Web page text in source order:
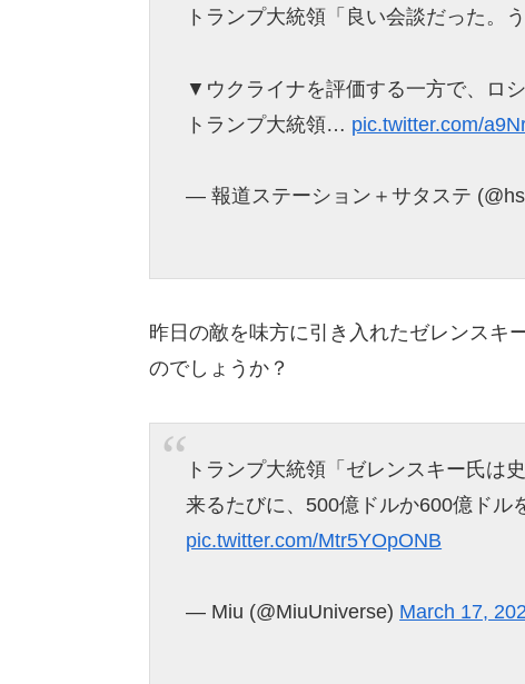
トランプ大統領「良い会談だった。
▼ウクライナを評価する一方で、ロ
トランプ大統領… pic.twitter.com/
— 報道ステーション＋サタステ
昨日の敵を味方に引き入れたゼレンスキ
のでしょうか？
トランプ大統領「ゼレンスキー氏は
来るたびに、500億ドルか600億ドル
pic.twitter.com/Mtr5YOpONB
— Miu (@MiuUniverse) March 17,